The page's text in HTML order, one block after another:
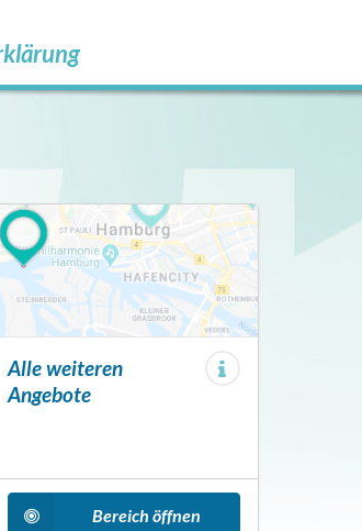
Alle weiteren
Angebote
Bereich öffnen